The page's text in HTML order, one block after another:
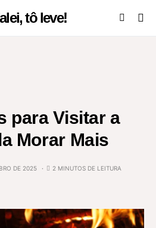
para Visitar a
Morar Mais
DE 2025
2 MINUTOS DE LEITURA